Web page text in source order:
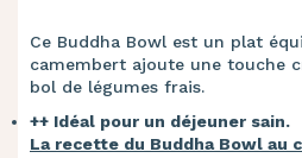
Ce Buddha Bowl est un plat
camembert ajoute une touche
bol de légumes frais.
++ Idéal pour un déjeuner sain.
La recette du Buddha Bowl au